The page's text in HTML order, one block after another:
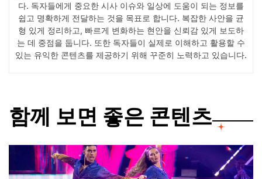
다. 독자들에게 중요한 시사 이슈와 일상에 도움이 되는 정보를
쉽고 명확하게 전달하는 것을 목표로 합니다. 복잡한 사안을 균
형 있게 정리하고, 빠르게 변화하는 현안을 신뢰감 있게 보도하
는 데 중점을 둡니다. 또한 독자들이 실제로 이해하고 활용할 수
있는 유익한 콘텐츠를 제공하기 위해 꾸준히 노력하고 있습니다.
함께 보면 좋은 콘텐츠